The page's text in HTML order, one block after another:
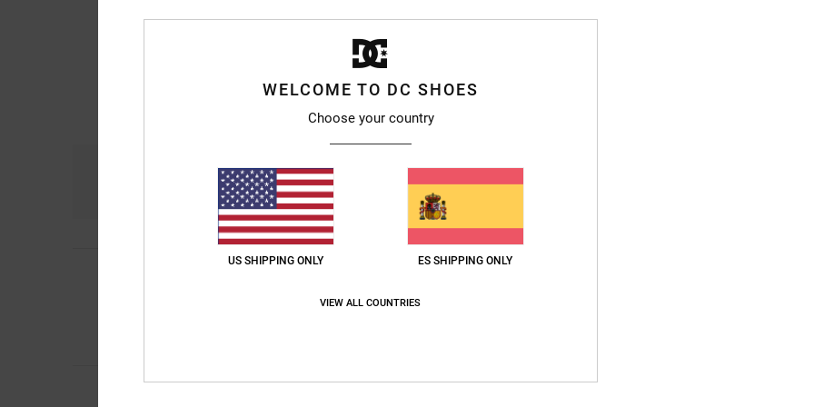
4.6
Comodidad
4.7
Relación calidad-precio
4.7
Mostrar original - English
WELCOME TO DC SHOES
Choose your country
US SHIPPING ONLY ES SHIPPING ONLY
VIEW ALL COUNTRIES